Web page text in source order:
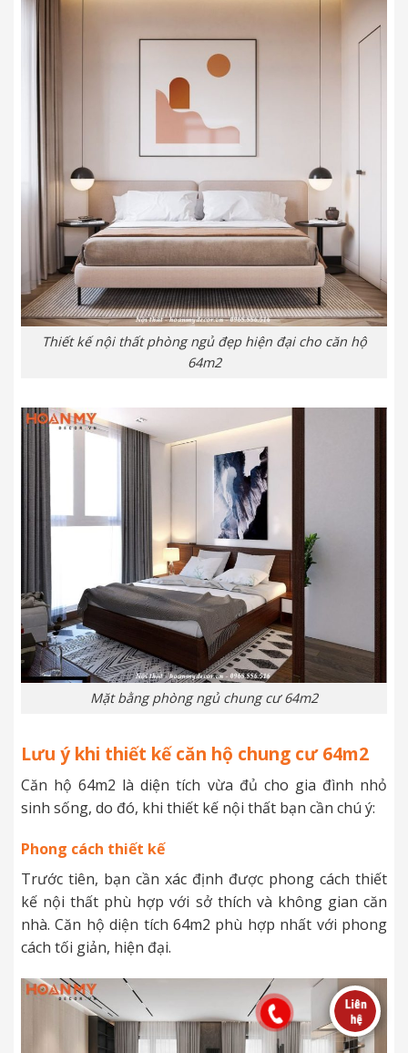
Thiết kế nội thất phòng ngủ đẹp hiện đại cho căn hộ
64m2
Mặt bằng phòng ngủ chung cư 64m2
Lưu ý khi thiết kế căn hộ chung cư 64m2
Căn hộ 64m2 là diện tích vừa đủ cho gia đình nhỏ
sinh sống, do đó, khi thiết kế nội thất bạn cần chú ý:
Phong cách thiết kế
Trước tiên, bạn cần xác định được phong cách thiết
kế nội thất phù hợp với sở thích và không gian căn
nhà. Căn hộ diện tích 64m2 phù hợp nhất với phong
cách tối giản, hiện đại.